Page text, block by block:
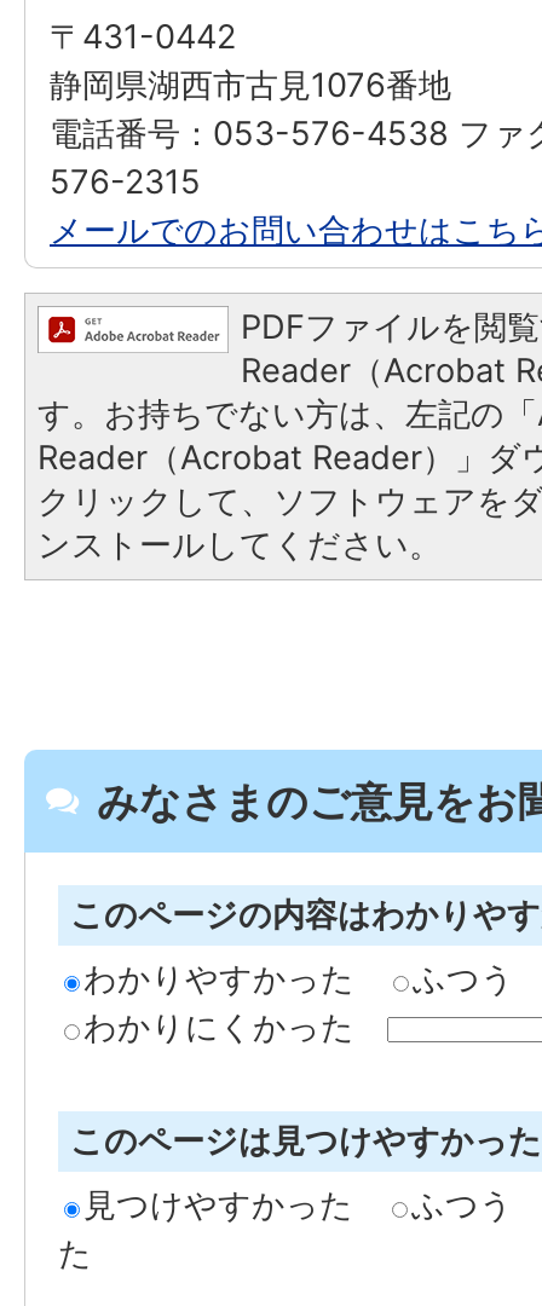
〒431-0442
静岡県湖西市古見1076番地
電話番号：053-576-4538 ファ
576-2315
メールでのお問い合わせはこち
PDFファイルを閲
Reader（Acrobat
す。お持ちでない方は、左記の
Reader（Acrobat Reader）」ダ
クリックして、ソフトウェアを
ンストールしてください。
みなさまのご意見をお
このページの内容はわかりや
わかりやすかった
ふつう
わかりにくかった
このページは見つけやすかっ
見つけやすかった
ふつう
た